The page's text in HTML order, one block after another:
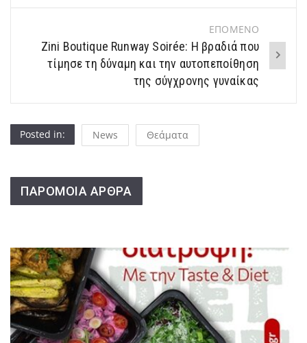
ΕΠΟΜΕΝΟ
Zini Boutique Runway Soirée: Η βραδιά που
τίμησε τη δύναμη και την αυτοπεποίθηση
της σύγχρονης γυναίκας
Posted in: News Θεάματα
ΠΑΡΟΜΟΙΑ ΑΡΘΡΑ